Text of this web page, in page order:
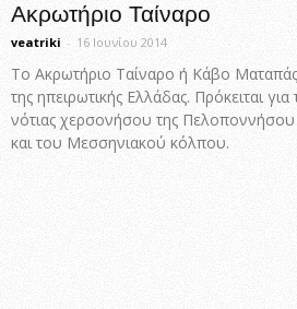
Ακρωτήριο Ταίναρο
veatriki - 16 Ιουνίου 2014
Το Ακρωτήριο Ταίναρο ή Κάβο Ματαπάς
της ηπειρωτικής Ελλάδας. Πρόκειται
νότιας χερσονήσου της
και του Μεσσηνιακού κόλπου.